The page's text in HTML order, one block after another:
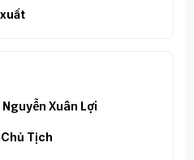
Nguyễn Xuân Lợi
Tịch